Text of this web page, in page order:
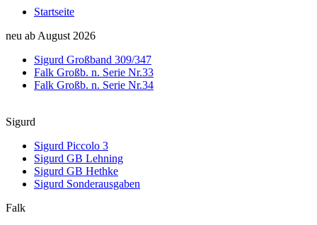
Startseite
neu ab August 2026
Sigurd Großband 309/347
Falk Großb. n. Serie Nr.33
Falk Großb. n. Serie Nr.34
Sigurd
Sigurd Piccolo 3
Sigurd GB Lehning
Sigurd GB Hethke
Sigurd Sonderausgaben
Falk